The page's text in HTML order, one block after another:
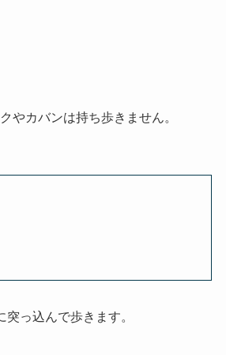
やカバンは持ち歩きません。
っ込んで歩きます。